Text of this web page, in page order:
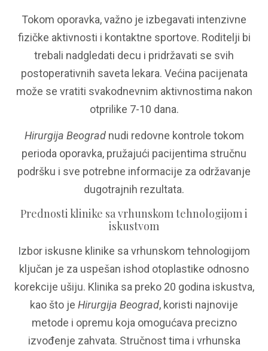
Tokom oporavka, važno je izbegavati intenzivne
fizičke aktivnosti i kontaktne sportove. Roditelji bi
trebali nadgledati decu i pridržavati se svih
postoperativnih saveta lekara. Većina pacijenata
može se vratiti svakodnevnim aktivnostima nakon
otprilike 7-10 dana.
Hirurgija Beogradnudi redovne kontrole tokom
perioda oporavka, pružajući pacijentima stručnu
podršku i sve potrebne informacije za održavanje
dugotrajnih rezultata.
Prednosti klinike sa vrhunskom tehnologijom i
iskustvom
Izbor iskusne klinike sa vrhunskom tehnologijom
ključan je za uspešan ishod otoplastike odnosno
korekcije ušiju. Klinika sa preko 20 godina iskustva,
kao što je Hirurgija Beograd, koristi najnovije
metode i opremu koja omogućava precizno
izvođenje zahvata. Stručnost tima i vrhunska